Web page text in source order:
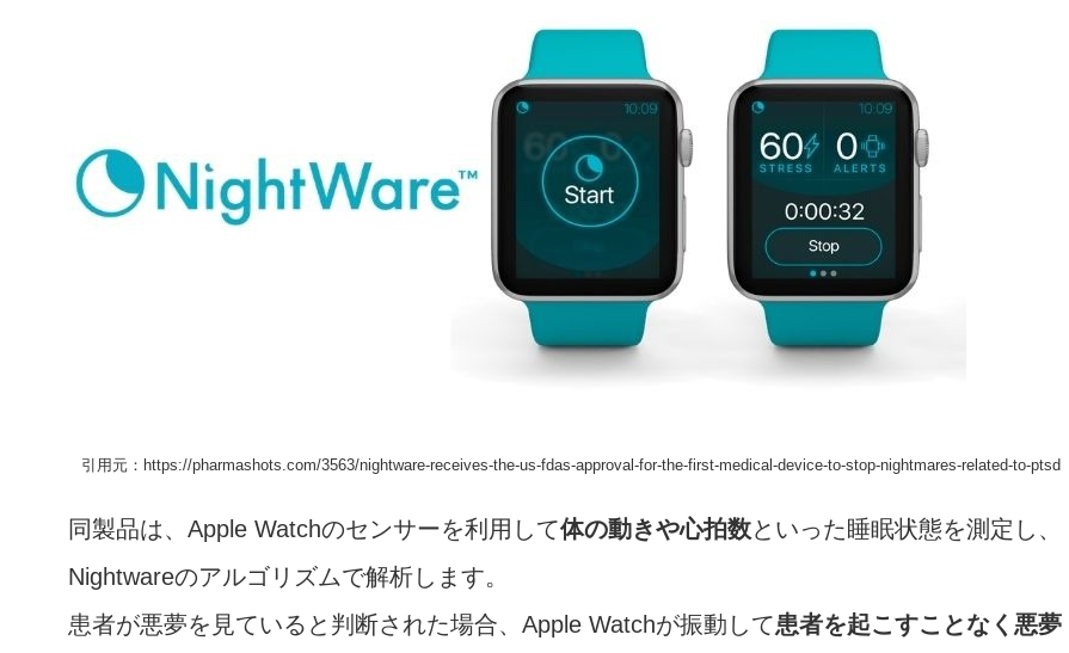
引用元：https://pharmashots.com/3563/nightware-receives-the-us-fdas-approval-for-the-first-medical-device-to-stop-nightmares-related-to-ptsd
同製品は、Apple Watchのセンサーを利用して体の動きや心拍数といった睡眠状態を測定し、
Nightwareのアルゴリズムで解析します。
患者が悪夢を見ていると判断された場合、Apple Watchが振動して患者を起こすことなく悪夢